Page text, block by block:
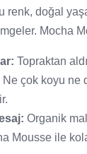
renk, doğal
Mocha
Topraktan
Ne çok koyu ne
Organik
Mousse ile